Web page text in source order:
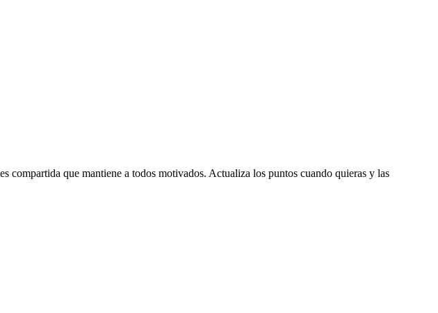
compartida que mantiene a todos motivados. Actualiza los puntos cuando quieras y las